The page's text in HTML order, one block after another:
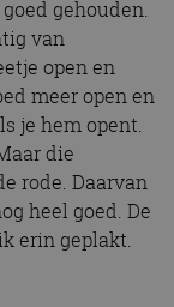
gehouden.
van
open en
meer open en
je hem opent.
die
rode. Daarvan
heel goed. De
erin geplakt.